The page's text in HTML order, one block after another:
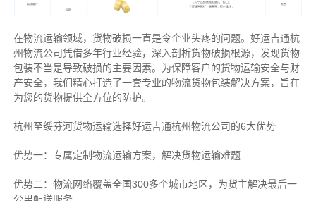
在物流运输领域，货物破损一直是令企业头疼的问题。好运吉通杭
州物流公司凭借多年行业经验，深入剖析货物破损根源，发现货物
包装不当是导致破损的主要因素。为保障客户的货物运输安全与财
产安全，我们精心打造了一套专业的物流货物包装解决方案，旨在
为您的货物提供全方位的防护。
杭州至绥芬河货物运输选择好运吉通杭州物流公司的6大优势
优势一：专属定制物流运输方案，解决货物运输难题
优势二：物流网络覆盖全国300多个城市地区，为货主解决最后一
公里配送服务